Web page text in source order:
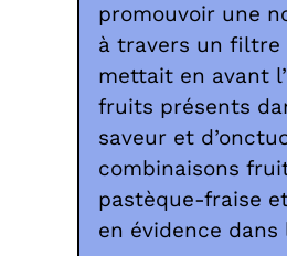
promouvoir une
à travers un filtre
mettait en avant
fruits présents
saveur et
combinaisons
pastèque-fraise
en évidence